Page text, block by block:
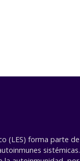
(LES) forma parte de
sistémicas.